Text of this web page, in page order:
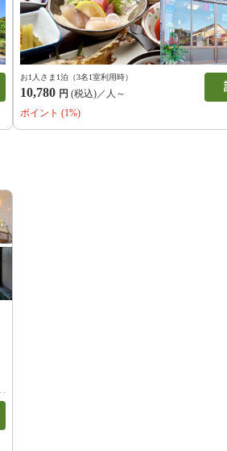
お1人さま1泊（3名1室利用時）
10,780 円 (税込)／人～
ポイント (1%)